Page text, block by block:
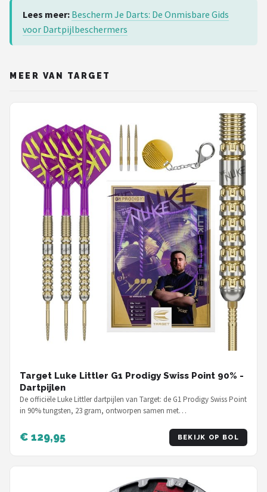
Lees meer: Bescherm Je Darts: De Onmisbare Gids
voor Dartpijlbeschermers
MEER VAN TARGET
Target Luke Littler G1 Prodigy Swiss Point 90% -
Dartpijlen
De officiële Luke Littler dartpijlen van Target: de G1 Prodigy Swiss Point
in 90% tungsten, 23 gram, ontworpen samen met…
€ 129,95 BEKIJK OP BOL